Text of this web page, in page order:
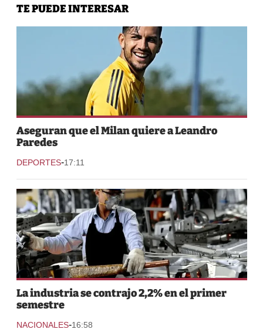
TE PUEDE INTERESAR
Aseguran que el Milan quiere a Leandro
Paredes
DEPORTES-17:11
La industria se contrajo 2,2% en el primer
semestre
NACIONALES-16:58